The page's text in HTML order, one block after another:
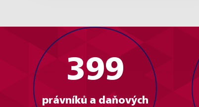
400
právníků a daňových